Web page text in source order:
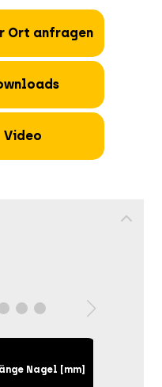
Ort anfragen
Video
Nagel [mm]